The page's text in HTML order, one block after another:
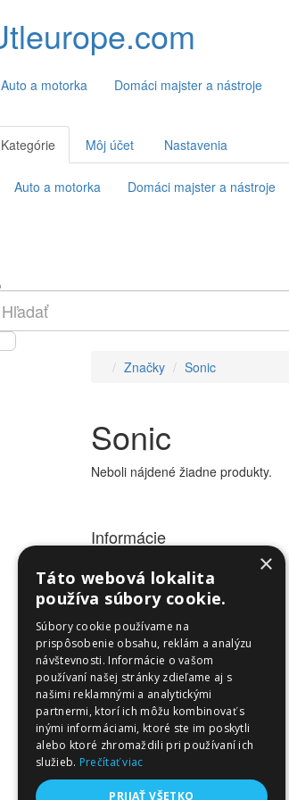
Auto a motorka Domáci majster a nástroje
Kategórie Môj účet Nastavenia
Auto a motorka Domáci majster a nástroje
Značky Sonic
Sonic
Neboli nájdené žiadne produkty.
Informácie
×
Táto webová lokalita
používa súbory cookie.
Súbory cookie používame na
prispôsobenie obsahu, reklám a analýzu
návštevnosti. Informácie o vašom
používaní našej stránky zdieľame aj s
našimi reklamnými a analytickými
partnermi, ktorí ich môžu kombinovať s
inými informáciami, ktoré ste im poskytli
alebo ktoré zhromaždili pri používaní ich
služieb. Prečítať viac
PRIJAŤ VŠETKO